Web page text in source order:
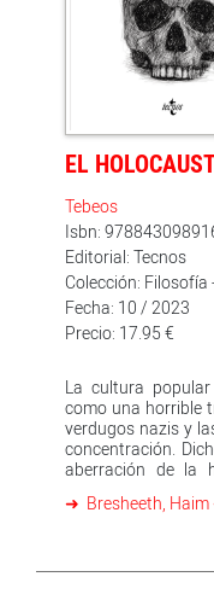
EL
Tebeos
Isbn:
Editorial: Tecnos
Colección: Filosofía
Fecha: 10 / 2023
Precio: 17.95 €
La cultura
como una horrible
verdugos nazis y
concentración.
aberración de la
este
europea y
Bresheeth, Haim